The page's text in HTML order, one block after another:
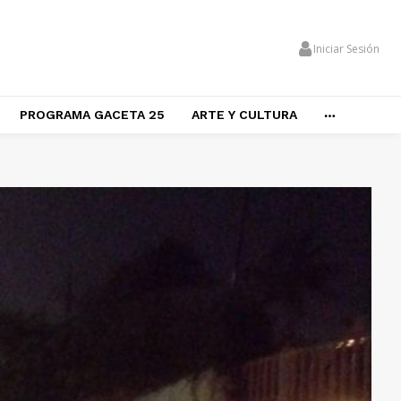
Iniciar Sesión
PROGRAMA GACETA 25 ARTE Y CULTURA